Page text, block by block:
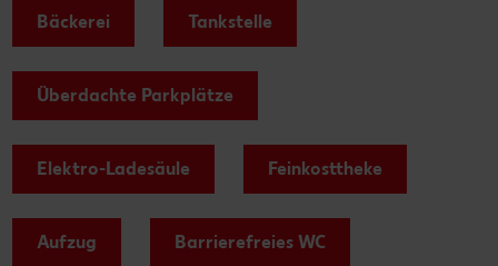
Bäckerei Tankstelle
Überdachte Parkplätze
Elektro-Ladesäule Feinkosttheke
Aufzug Barrierefreies WC